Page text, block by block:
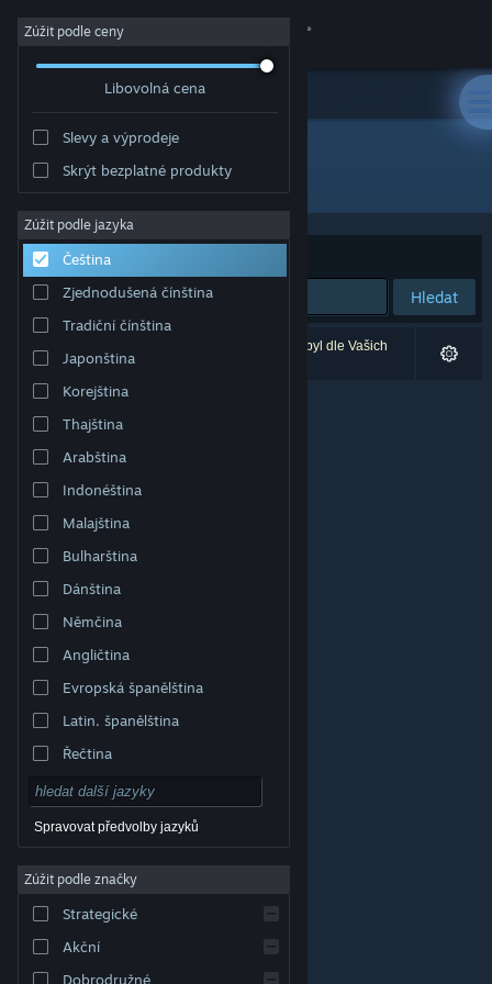
Přihlásit se
Komunita
Informace
Podpora
Změnit jazyk
Mobilní aplikace služby Steam
Desktopová verze stránky
© Valve Corporation. Všechna práva vyhrazena.
příslušných subjektů v USA a dalších zemích.
Smlouva o užívání služby Steam
Cookies
Zúžit podle ceny
Libovolná cena
Slevy a výprodeje
Skrýt bezplatné produkty
Zúžit podle jazyka
Čeština
Zjednodušená čínština
Tradiční čínština
Japonština
Korejština
Thajština
Arabština
Indonéština
Malajština
Bulharština
Dánština
Němčina
Angličtina
Evropská španělština
Latin. španělština
Řečtina
Spravovat předvolby jazyků
Zúžit podle značky
Strategické
Akční
Dobrodružné
Vývojář: Sword N' Wands
Seřadit podle
Hledat
Vašemu zadání odpovídá 0 výsledků. 1 produkt byl dle Vašich
předvoleb vyloučen z výsledků vyhledávání.